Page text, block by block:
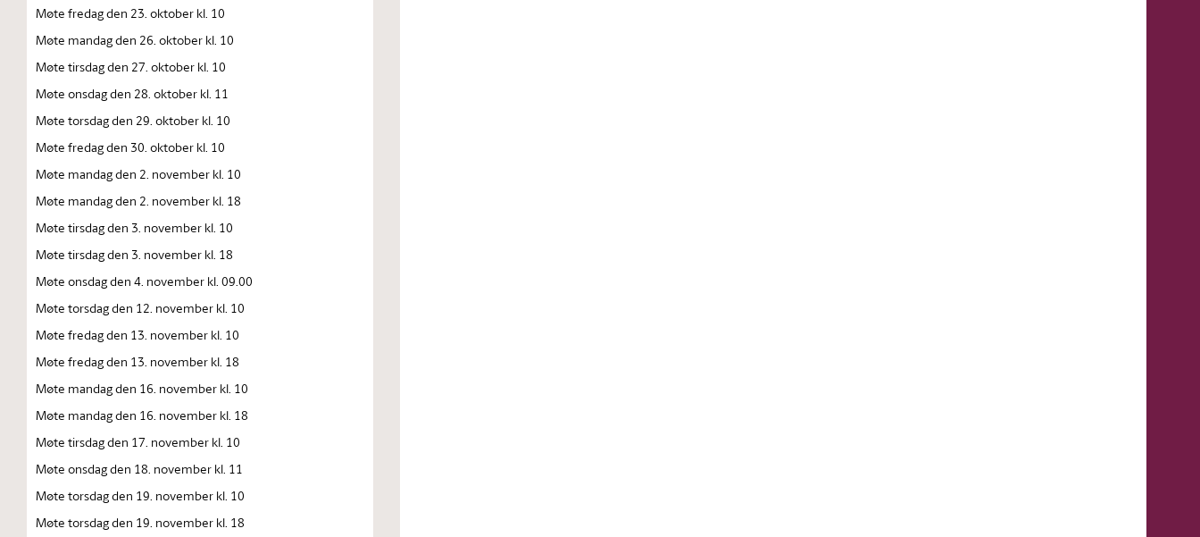
Møte fredag den 23. oktober kl. 10
Møte mandag den 26. oktober kl. 10
Møte tirsdag den 27. oktober kl. 10
Møte onsdag den 28. oktober kl. 11
Møte torsdag den 29. oktober kl. 10
Møte fredag den 30. oktober kl. 10
Møte mandag den 2. november kl. 10
Møte mandag den 2. november kl. 18
Møte tirsdag den 3. november kl. 10
Møte tirsdag den 3. november kl. 18
Møte onsdag den 4. november kl. 09.00
Møte torsdag den 12. november kl. 10
Møte fredag den 13. november kl. 10
Møte fredag den 13. november kl. 18
Møte mandag den 16. november kl. 10
Møte mandag den 16. november kl. 18
Møte tirsdag den 17. november kl. 10
Møte onsdag den 18. november kl. 11
Møte torsdag den 19. november kl. 10
Møte torsdag den 19. november kl. 18